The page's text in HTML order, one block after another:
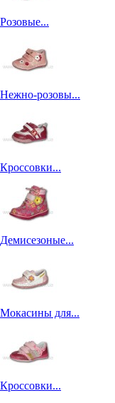
Розовые...
Нежно-розовы...
Кроссовки...
Демисезоные...
Мокасины для...
Кроссовки...